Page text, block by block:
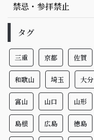
禁忌・参拝禁止
タグ
三重 京都 佐賀
和歌山 埼玉 大分
富山 山口 山形
島根 広島 徳島